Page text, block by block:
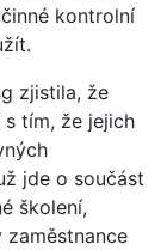
kontrolní
zjistila, že
s tím, že jejich
jde o součást
školení,